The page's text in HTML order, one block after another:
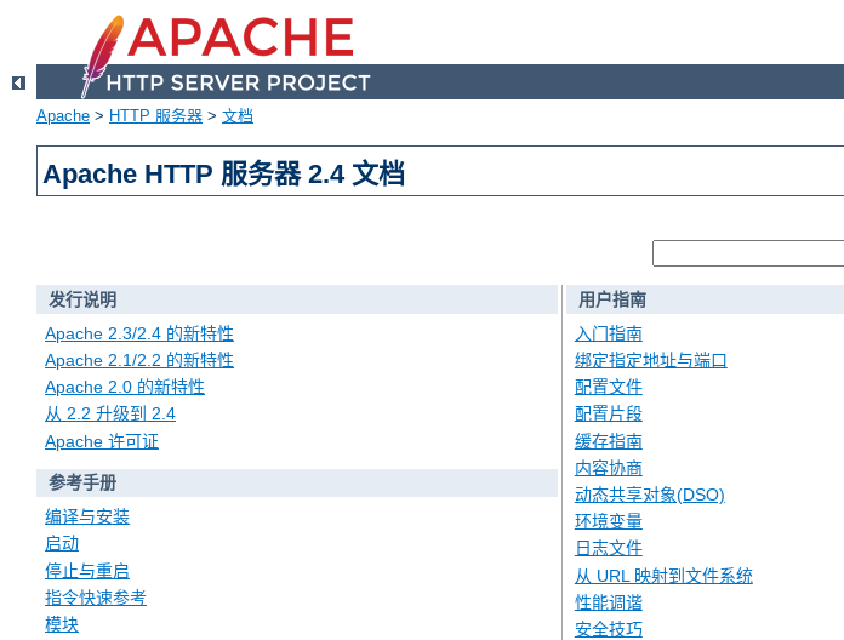
Apache > HTTP 服务器 > 文档
Apache HTTP 服务器 2.4 文档
发行说明
Apache 2.3/2.4 的新特性
Apache 2.1/2.2 的新特性
Apache 2.0 的新特性
从 2.2 升级到 2.4
Apache 许可证
参考手册
编译与安装
启动
停止与重启
指令快速参考
模块
用户指南
入门指南
绑定指定地址与端口
配置文件
配置片段
缓存指南
内容协商
动态共享对象(DSO)
环境变量
日志文件
从 URL 映射到文件系统
性能调谐
安全技巧